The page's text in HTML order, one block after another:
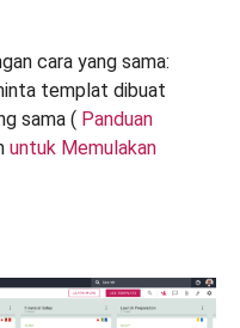
cara yang sama:
templat dibuat
sama ( Panduan
untuk Memulakan